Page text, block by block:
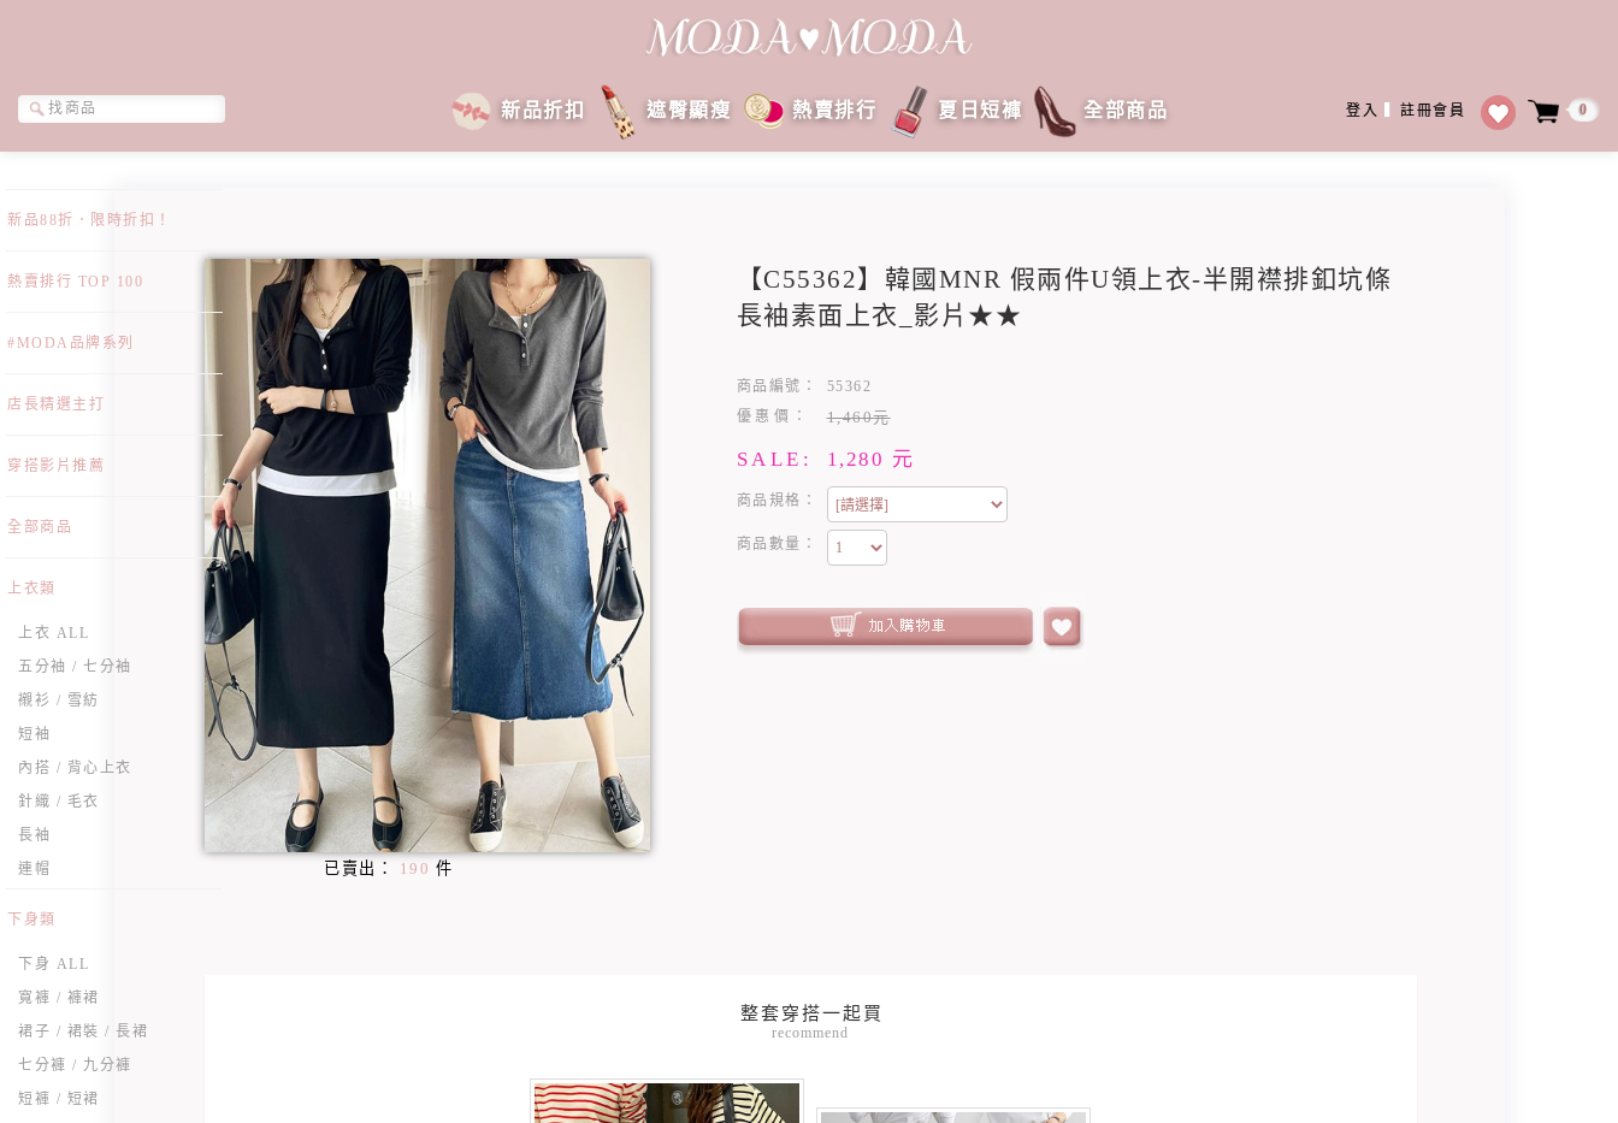
登入 註冊會員 0
新品折扣 遮臀顯瘦 熱賣排行 夏日短褲 全部商品
新品88折．限時折扣！
熱賣排行 TOP 100
#MODA品牌系列
店長精選主打
穿搭影片推薦
全部商品
上衣類
上衣 ALL
五分袖 / 七分袖
襯衫 / 雪紡
短袖
內搭 / 背心上衣
針織 / 毛衣
長袖
連帽
下身類
下身 ALL
寬褲 / 褲裙
裙子 / 裙裝 / 長裙
七分褲 / 九分褲
短褲 / 短裙
已賣出： 190 件
【C55362】韓國MNR 假兩件U領上衣-半開襟排釦坑條
長袖素面上衣_影片★★
商品編號：
55362
優惠價：
1,460元
SALE: 1,280 元
商品規格：
商品數量：
recommend